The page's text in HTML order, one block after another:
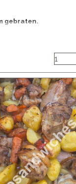
gebraten.
Woche.